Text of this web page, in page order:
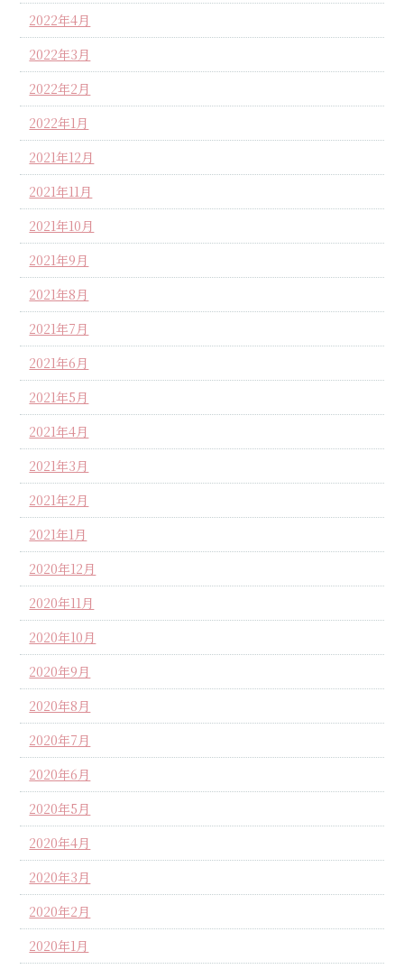
2022年4月
2022年3月
2022年2月
2022年1月
2021年12月
2021年11月
2021年10月
2021年9月
2021年8月
2021年7月
2021年6月
2021年5月
2021年4月
2021年3月
2021年2月
2021年1月
2020年12月
2020年11月
2020年10月
2020年9月
2020年8月
2020年7月
2020年6月
2020年5月
2020年4月
2020年3月
2020年2月
2020年1月